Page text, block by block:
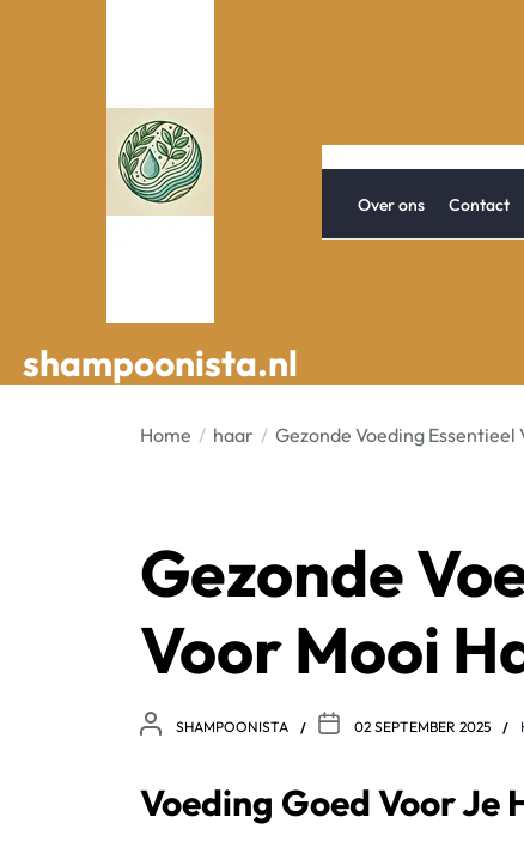
shampoonista.nl
shampoonista.nl
Over ons Contact
Home haar Gezonde Voeding Essentieel
Gezonde
Voor Mooi
SHAMPOONISTA 02 SEPTEMBER 2025
Voeding Goed Voor Je